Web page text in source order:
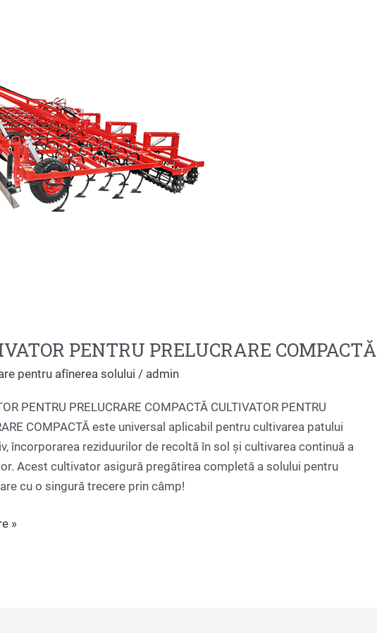
PENTRU PRELUCRARE COMPACTĂ
pentru afînerea solului / admin
PENTRU PRELUCRARE COMPACTĂ CULTIVATOR PENTRU
COMPACTĂ este universal aplicabil pentru cultivarea patului
încorporarea reziduurilor de recoltă în sol și cultivarea continuă a
Acest cultivator asigură pregătirea completă a solului pentru
cu o singură trecere prin câmp!
»